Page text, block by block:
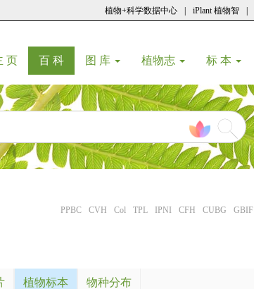
植物+科学数据中心 iPlant 植物智
页(current)
百 科(current)
图 库 植物志 标 本
PPBC CVH Col TPL IPNI CFH CUBG GBIF
植物标本 物种分布